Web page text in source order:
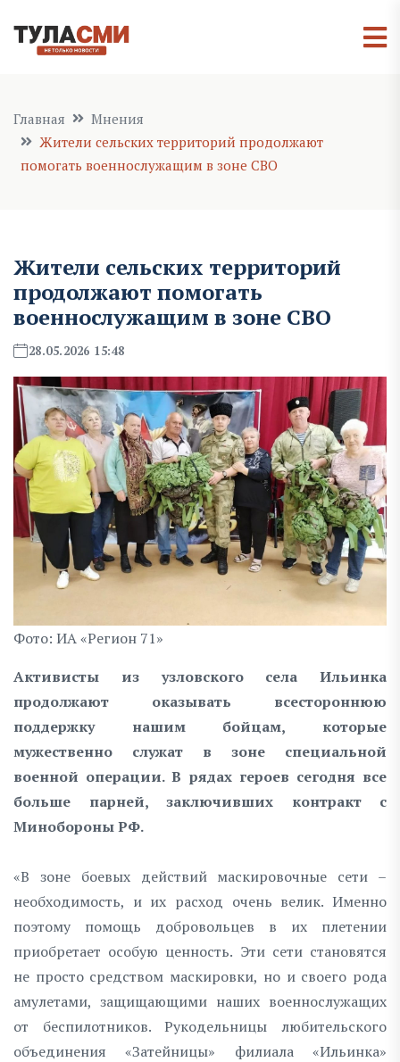
Главная
Мнения
Жители сельских территорий продолжают
помогать военнослужащим в зоне СВО
Жители сельских территорий
продолжают помогать
военнослужащим в зоне СВО
28.05.2026 15:48
Фото: ИА «Регион 71»
Активисты из узловского села Ильинка
продолжают оказывать всестороннюю
поддержку нашим бойцам, которые
мужественно служат в зоне специальной
военной операции. В рядах героев сегодня все
больше парней, заключивших контракт с
Минобороны РФ.
«В зоне боевых действий маскировочные сети –
необходимость, и их расход очень велик. Именно
поэтому помощь добровольцев в их плетении
приобретает особую ценность. Эти сети становятся
не просто средством маскировки, но и своего рода
амулетами, защищающими наших военнослужащих
от беспилотников. Рукодельницы любительского
объединения «Затейницы» филиала «Ильинка»